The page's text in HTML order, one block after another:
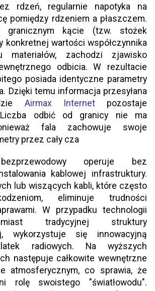
rdzeń, regularnie napotyka na
pomiędzy rdzeniem a płaszczem.
granicznym kącie (tzw. stożek
konkretnej wartości współczynnika
materiałów, zachodzi zjawisko
odbicia. W rezultacie
posiada identyczne parametry
Dzięki temu informacja przesyłana
Airmax Internetpozostaje
Liczba odbić od granicy nie ma
fala zachowuje swoje
przez cały cza
operuje bez
kablowej infrastruktury.
lub wiszących kabli, które często
eliminuje trudności
W przypadku technologii
tradycyjnej struktury
wykorzystuje się innowacyjną
radiowych. Na wyższych
następuje całkowite wewnętrzne
atmosferycznym, co sprawia, że
rolę swoistego "światłowodu".